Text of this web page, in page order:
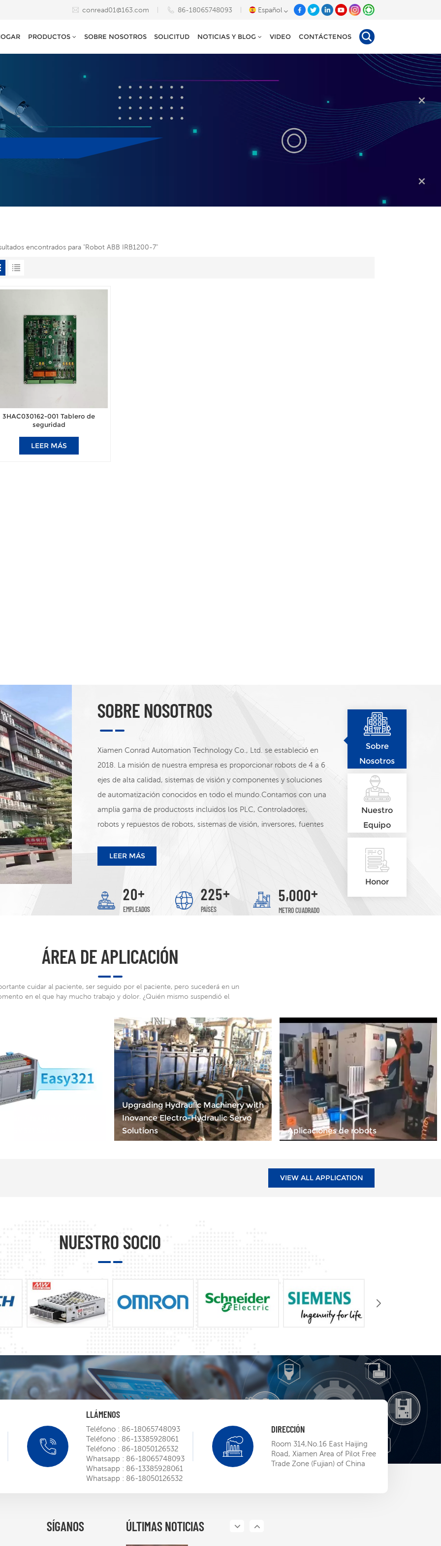
conread01@163.com 86-18065748093 Español
English
Español
Tiếng Việt
PRODUCTOS SOBRE NOSOTROS SOLICITUD NOTICIAS Y BLOG VIDEO CONTÁCTENOS
encontrados para "Robot ABB IRB1200-7"
3HAC030162-001 Tablero de
seguridad
LEER MÁS
SOBRE NOSOTROS
Xiamen Conrad Automation Technology Co., Ltd. se estableció en
2018. La misión de nuestra empresa es proporcionar robots de 4 a 6
ejes de alta calidad, sistemas de visión y componentes y soluciones
de automatización conocidos en todo el mundo.Contamos con una
amplia gama de productosts incluidos los PLC, Controladores,
robots y repuestos de robots, sistemas de visión, inversores, fuentes
Distribuimos las siguientes marcas: Schneider, Siemens, ABB,
STEP&ADTECH, INOVANCE, WINTERS Instrument, Autonics, MEAN
LEER MÁS
20+
EMPLEADOS
225+
PAÍSES
5,000+
METRO CUADRADO
Nuestro equipo de ventas:
Sobre
Nosotros
Nuestro
Equipo
Honor
ÁREA DE APLICACIÓN
cuidar al paciente, ser seguido por el paciente, pero sucederá en un
en el que hay mucho trabajo y dolor. ¿Quién mismo suspendió el
Upgrading Hydraulic Machinery with
Inovance Electro-Hydraulic Servo
Solutions
Aplicaciones de robots
VIEW ALL APPLICATION
NUESTRO SOCIO
LLÁMENOS
Teléfono : 86-18065748093
Teléfono : 86-13385928061
Teléfono : 86-18050126532
Whatsapp : 86-18065748093
Whatsapp : 86-13385928061
Whatsapp : 86-18050126532
DIRECCIÓN
Room 314,No.16 East Haijing
Road, Xiamen Area of Pilot Free
Trade Zone (Fujian) of China
SÍGANOS ÚLTIMAS NOTICIAS
Mini roadshow
SIEMENS EP BU
Mar 13,2023
puerta al mercado